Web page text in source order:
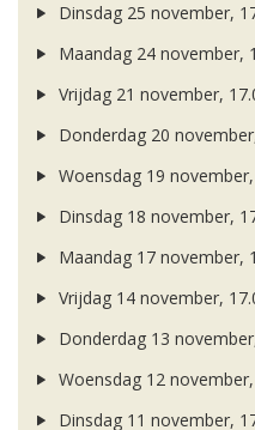
Dinsdag 25 november,
Maandag 24 november,
Vrijdag 21 november,
Donderdag 20
Woensdag 19
Dinsdag 18 november,
Maandag 17 november,
Vrijdag 14 november,
Donderdag 13
Woensdag 12
Dinsdag 11 november,